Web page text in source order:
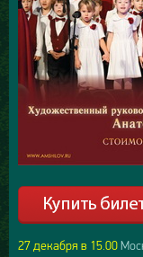
27 декабря в 15.00